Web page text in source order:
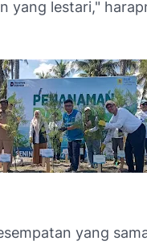
yang lestari,"
yang